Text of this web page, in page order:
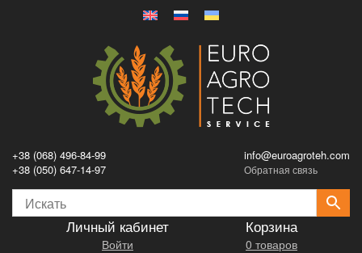
+38 (068) 496-84-99
+38 (050) 647-14-97
info@euroagroteh.com
Обратная связь
Личный кабинет
Войти
Корзина
0 товаров